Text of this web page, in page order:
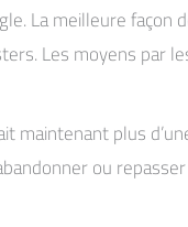
La meilleure façon
Les moyens par
maintenant plus
ou